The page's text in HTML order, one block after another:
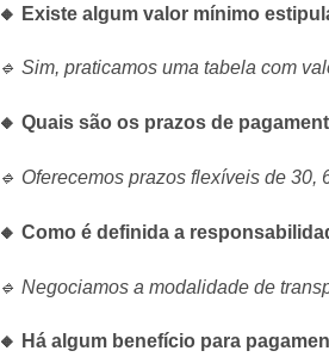
🔸 Existe algum valor mínimo
🔹 Sim, praticamos uma tabela com
🔸 Quais são os prazos de
🔹 Oferecemos prazos flexíveis de
🔸 Como é definida a
🔹 Negociamos a modalidade de
🔸 Há algum benefício para